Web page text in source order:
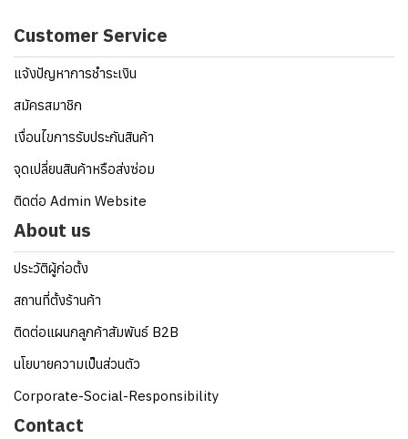
Customer Service
แจ้งปัญหาการชำระเงิน
สมัครสมาชิก
เงื่อนไขการรับประกันสินค้า
จุดเปลี่ยนสินค้าหรือส่งซ่อม
ติดต่อ Admin Website
About us
ประวัติผู้ก่อตั้ง
สถานที่ตั้งร้านค้า
ติดต่อแผนกลูกค้าสัมพันธ์ B2B
นโยบายความเป็นส่วนตัว
Corporate-Social-Responsibility
Contact